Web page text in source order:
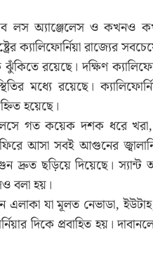
লস অ্যাঞ্জেলেস ও কখনও
ক্যালিফোর্নিয়া রাজ্যের
রয়েছে। দক্ষিণ
মধ্যে রয়েছে।
হয়েছে।
গত কয়েক দশক ধরে
আসা সবই আগুনের
ছড়িয়ে দিয়েছে। স্যান্ট
বলা হয়।
এলাকা যা মূলত নেভাডা,
দিকে প্রবাহিত হয়।